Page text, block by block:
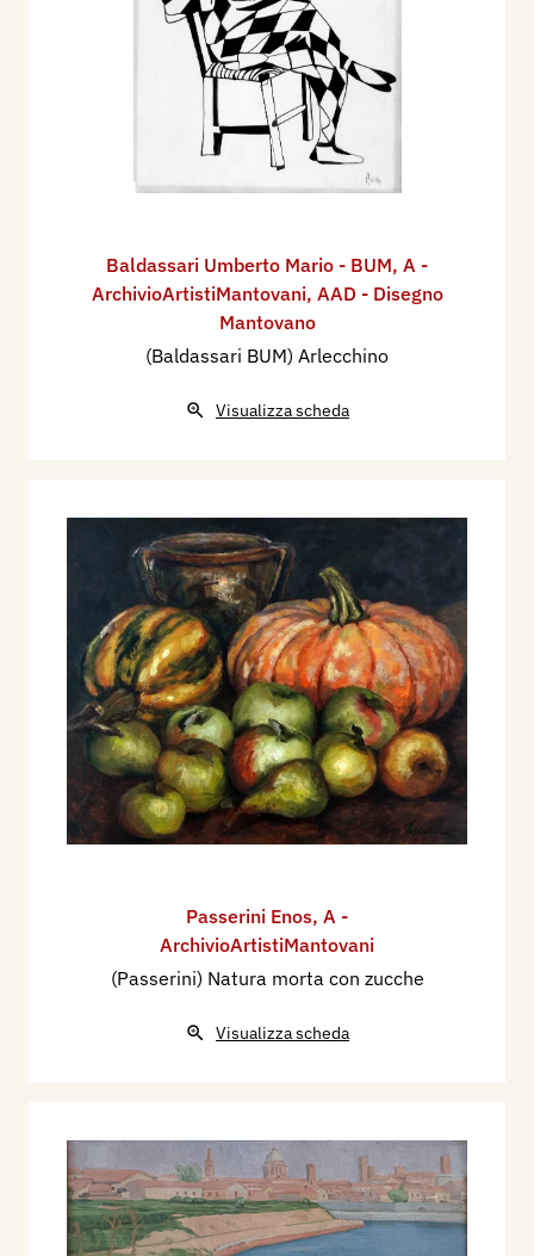
Baldassari Umberto Mario - BUM, A -
ArchivioArtistiMantovani, AAD - Disegno
Mantovano
(Baldassari BUM) Arlecchino
Visualizza scheda
Passerini Enos, A -
ArchivioArtistiMantovani
(Passerini) Natura morta con zucche
Visualizza scheda